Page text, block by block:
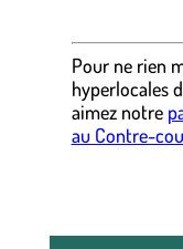
Pour ne rien
hyperlocales
aimez notre
au Contre-